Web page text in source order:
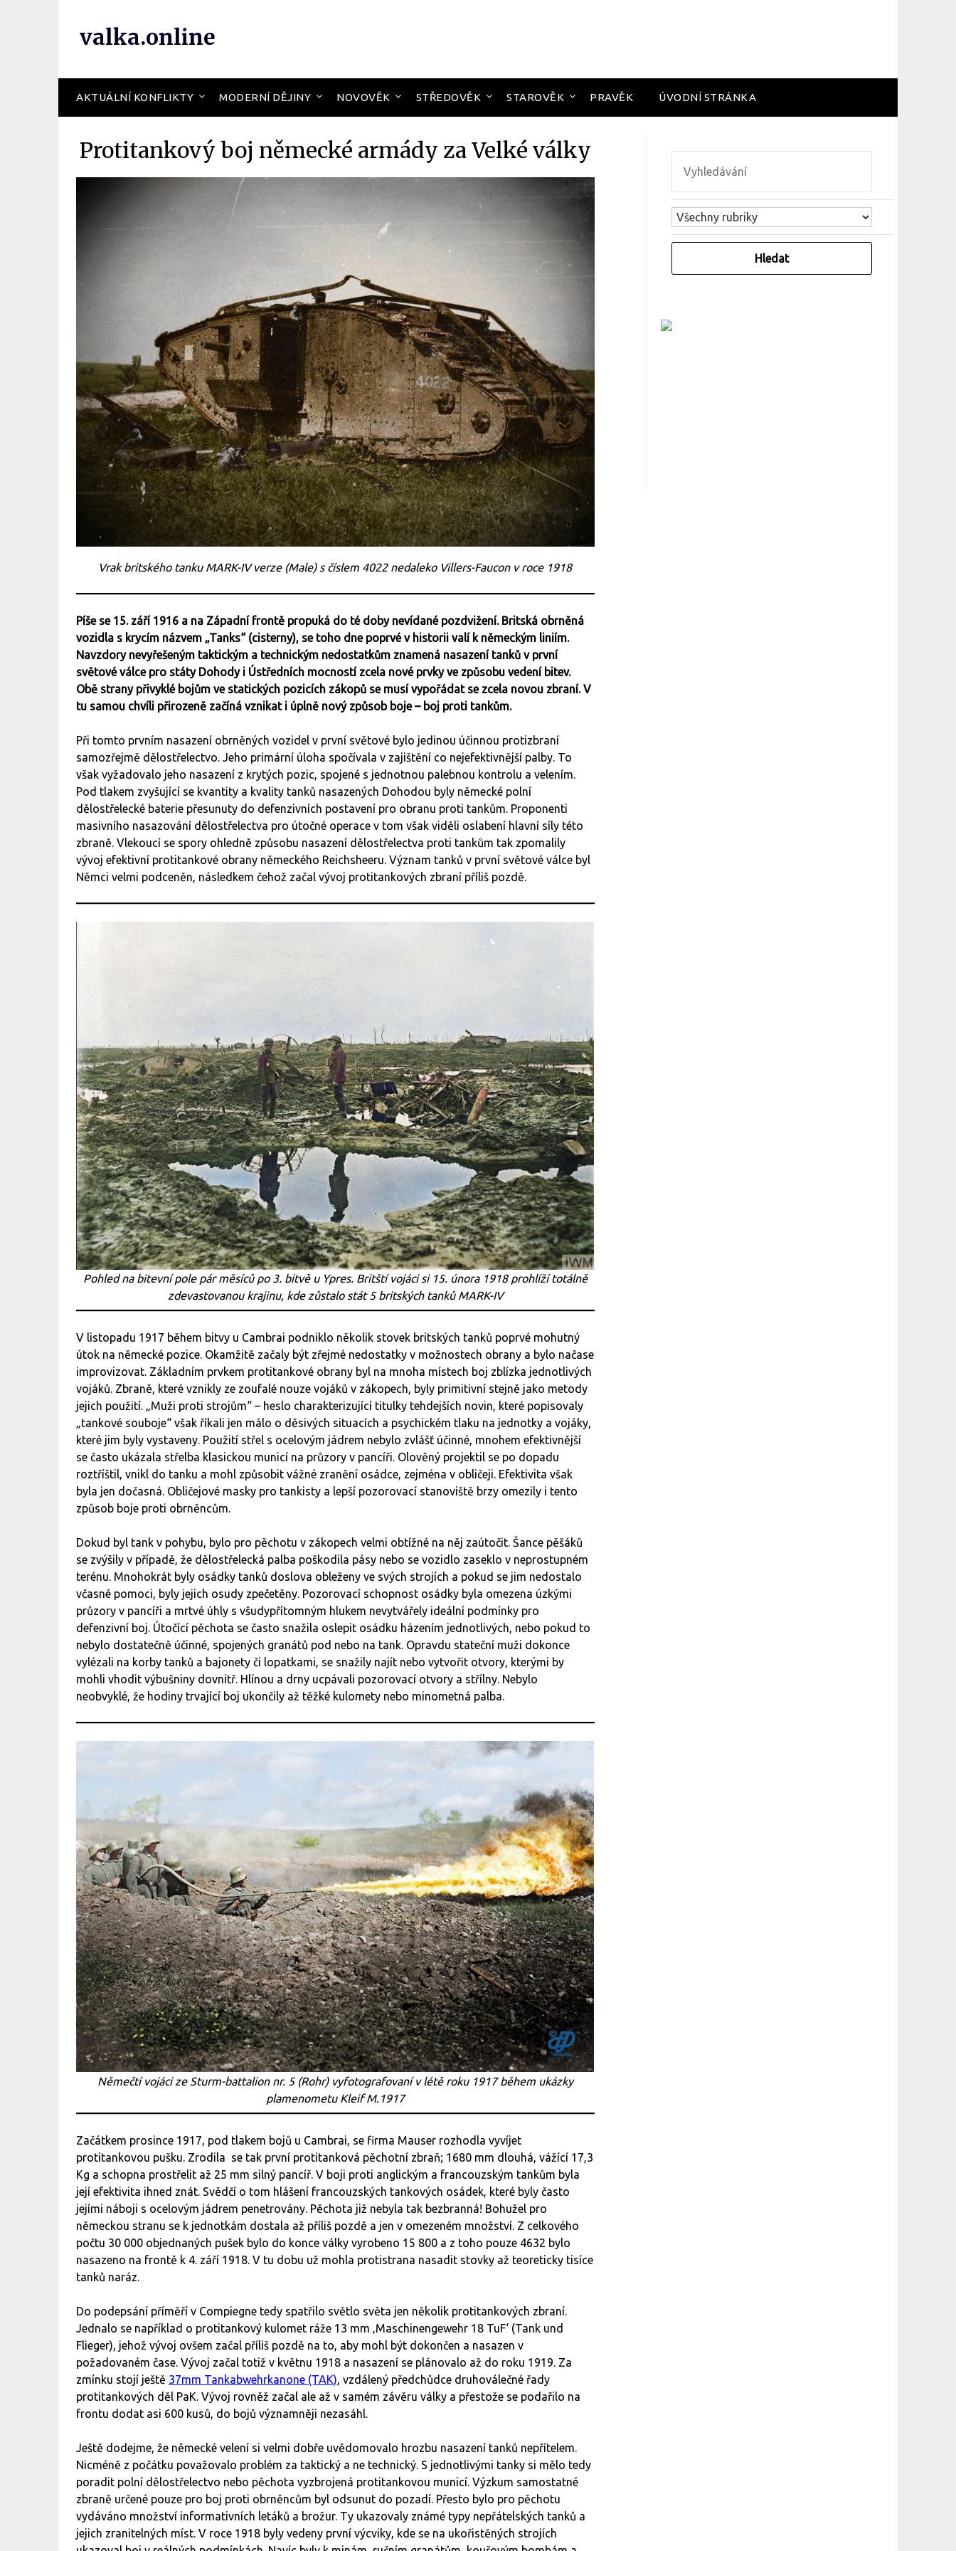
valka.online
AKTUÁLNÍ KONFLIKTY MODERNÍ DĚJINY NOVOVĚK STŘEDOVĚK STAROVĚK PRAVĚK ÚVODNÍ STRÁNKA
Protitankový boj německé armády za Velké války
Vrak britského tanku MARK-IV verze (Male) s číslem 4022 nedaleko Villers-Faucon v roce 1918
Píše se 15. září 1916 a na Západní frontě propuká do té doby nevídané pozdvižení. Britská obrněná
vozidla s krycím názvem „Tanks“ (cisterny), se toho dne poprvé v historii valí k německým liniím.
Navzdory nevyřešeným taktickým a technickým nedostatkům znamená nasazení tanků v první
světové válce pro státy Dohody i Ústředních mocností zcela nové prvky ve způsobu vedení bitev.
Obě strany přivyklé bojům ve statických pozicích zákopů se musí vypořádat se zcela novou zbraní. V
tu samou chvíli přirozeně začíná vznikat i úplně nový způsob boje – boj proti tankům.
Při tomto prvním nasazení obrněných vozidel v první světové bylo jedinou účinnou protizbraní
samozřejmě dělostřelectvo. Jeho primární úloha spočívala v zajištění co nejefektivnější palby. To
však vyžadovalo jeho nasazení z krytých pozic, spojené s jednotnou palebnou kontrolu a velením.
Pod tlakem zvyšující se kvantity a kvality tanků nasazených Dohodou byly německé polní
dělostřelecké baterie přesunuty do defenzivních postavení pro obranu proti tankům. Proponenti
masivního nasazování dělostřelectva pro útočné operace v tom však viděli oslabení hlavní síly této
zbraně. Vlekoucí se spory ohledně způsobu nasazení dělostřelectva proti tankům tak zpomalily
vývoj efektivní protitankové obrany německého Reichsheeru. Význam tanků v první světové válce byl
Němci velmi podceněn, následkem čehož začal vývoj protitankových zbraní příliš pozdě.
Pohled na bitevní pole pár měsíců po 3. bitvě u Ypres. Britští vojáci si 15. února 1918 prohlíží totálně
zdevastovanou krajinu, kde zůstalo stát 5 britských tanků MARK-IV
V listopadu 1917 během bitvy u Cambrai podniklo několik stovek britských tanků poprvé mohutný
útok na německé pozice. Okamžitě začaly být zřejmé nedostatky v možnostech obrany a bylo načase
improvizovat. Základním prvkem protitankové obrany byl na mnoha místech boj zblízka jednotlivých
vojáků. Zbraně, které vznikly ze zoufalé nouze vojáků v zákopech, byly primitivní stejně jako metody
jejich použití. „Muži proti strojům“ – heslo charakterizující titulky tehdejších novin, které popisovaly
„tankové souboje“ však říkali jen málo o děsivých situacích a psychickém tlaku na jednotky a vojáky,
které jim byly vystaveny. Použití střel s ocelovým jádrem nebylo zvlášť účinné, mnohem efektivnější
se často ukázala střelba klasickou municí na průzory v pancíři. Olověný projektil se po dopadu
roztříštil, vnikl do tanku a mohl způsobit vážné zranění osádce, zejména v obličeji. Efektivita však
byla jen dočasná. Obličejové masky pro tankisty a lepší pozorovací stanoviště brzy omezily i tento
způsob boje proti obrněncům.
Dokud byl tank v pohybu, bylo pro pěchotu v zákopech velmi obtížné na něj zaútočit. Šance pěšáků
se zvýšily v případě, že dělostřelecká palba poškodila pásy nebo se vozidlo zaseklo v neprostupném
terénu. Mnohokrát byly osádky tanků doslova obleženy ve svých strojích a pokud se jim nedostalo
včasné pomoci, byly jejich osudy zpečetěny. Pozorovací schopnost osádky byla omezena úzkými
průzory v pancíři a mrtvé úhly s všudypřítomným hlukem nevytvářely ideální podmínky pro
defenzivní boj. Útočící pěchota se často snažila oslepit osádku házením jednotlivých, nebo pokud to
nebylo dostatečně účinné, spojených granátů pod nebo na tank. Opravdu stateční muži dokonce
vylézali na korby tanků a bajonety či lopatkami, se snažily najít nebo vytvořit otvory, kterými by
mohli vhodit výbušniny dovnitř. Hlínou a drny ucpávali pozorovací otvory a střílny. Nebylo
neobvyklé, že hodiny trvající boj ukončily až těžké kulomety nebo minometná palba.
Němečtí vojáci ze Sturm-battalion nr. 5 (Rohr) vyfotografovaní v létě roku 1917 během ukázky
plamenometu Kleif M.1917
Začátkem prosince 1917, pod tlakem bojů u Cambrai, se firma Mauser rozhodla vyvíjet
protitankovou pušku. Zrodila se tak první protitanková pěchotní zbraň; 1680 mm dlouhá, vážící 17,3
Kg a schopna prostřelit až 25 mm silný pancíř. V boji proti anglickým a francouzským tankům byla
její efektivita ihned znát. Svědčí o tom hlášení francouzských tankových osádek, které byly často
jejími náboji s ocelovým jádrem penetrovány. Pěchota již nebyla tak bezbranná! Bohužel pro
německou stranu se k jednotkám dostala až příliš pozdě a jen v omezeném množství. Z celkového
počtu 30 000 objednaných pušek bylo do konce války vyrobeno 15 800 a z toho pouze 4632 bylo
nasazeno na frontě k 4. září 1918. V tu dobu už mohla protistrana nasadit stovky až teoreticky tisíce
tanků naráz.
Do podepsání příměří v Compiegne tedy spatřilo světlo světa jen několik protitankových zbraní.
Jednalo se například o protitankový kulomet ráže 13 mm ‚Maschinengewehr 18 TuF‘ (Tank und
Flieger), jehož vývoj ovšem začal příliš pozdě na to, aby mohl být dokončen a nasazen v
požadovaném čase. Vývoj začal totiž v květnu 1918 a nasazení se plánovalo až do roku 1919. Za
zmínku stojí ještě 37mm Tankabwehrkanone (TAK) , vzdálený předchůdce druhoválečné řady
protitankových děl PaK. Vývoj rovněž začal ale až v samém závěru války a přestože se podařilo na
frontu dodat asi 600 kusů, do bojů významněji nezasáhl.
Ještě dodejme, že německé velení si velmi dobře uvědomovalo hrozbu nasazení tanků nepřítelem.
Nicméně z počátku považovalo problém za taktický a ne technický. S jednotlivými tanky si mělo tedy
poradit polní dělostřelectvo nebo pěchota vyzbrojená protitankovou municí. Výzkum samostatné
zbraně určené pouze pro boj proti obrněncům byl odsunut do pozadí. Přesto bylo pro pěchotu
vydáváno množství informativních letáků a brožur. Ty ukazovaly známé typy nepřátelských tanků a
jejich zranitelných míst. V roce 1918 byly vedeny první výcviky, kde se na ukořistěných strojích